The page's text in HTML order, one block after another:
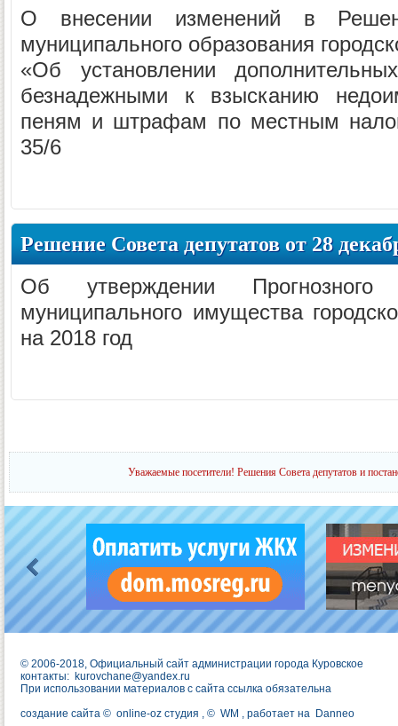
О внесении изменений в
муниципального образования
«Об установлении
безнадежными к взысканию
пеням и штрафам по местным
35/6
Решение Совета депутатов от 28
Об утверждении Прогнозного
муниципального имущества
на 2018 год
Уважаемые посетители! Решения Совета депутатов и
© 2006-2018, Официальный сайт администрации города Куровское
контакты: kurovchane@yandex.ru
При использовании материалов с сайта ссылка обязательна
создание сайта © online-oz студия , © WM , работает на Danneo